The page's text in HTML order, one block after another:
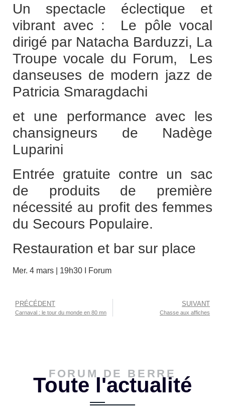
Un spectacle éclectique et
vibrant avec : Le pôle vocal
dirigé par Natacha Barduzzi, La
Troupe vocale du Forum, Les
danseuses de modern jazz de
Patricia Smaragdachi
et une performance avec les
chansigneurs de Nadège
Luparini
Entrée gratuite contre un sac
de produits de première
nécessité au profit des femmes
du Secours Populaire.
Restauration et bar sur place
Mer. 4 mars | 19h30 I Forum
PRÉCÉDENT
Carnaval : le tour du monde en 80 mn
SUIVANT
Chasse aux affiches
FORUM DE BERRE
Toute l'actualité